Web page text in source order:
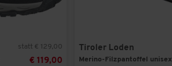
statt € 129,00
€ 119,00
Tiroler Loden
Merino-Filzpantoffel unisex